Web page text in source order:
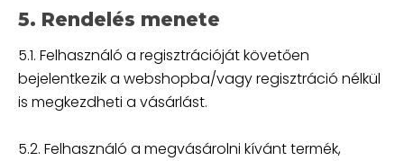
5. Rendelés menete
5.1. Felhasználó a regisztrációját követően
bejelentkezik a webshopba/vagy regisztráció nélkül
is megkezdheti a vásárlást.
5.2. Felhasználó a megvásárolni kívánt termék,